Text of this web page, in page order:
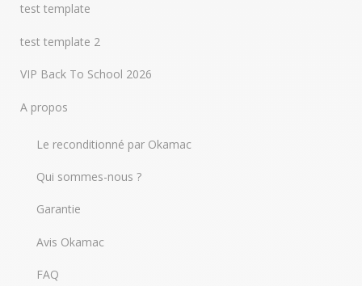
test template
test template 2
VIP Back To School 2026
A propos
Le reconditionné par Okamac
Qui sommes-nous ?
Garantie
Avis Okamac
FAQ